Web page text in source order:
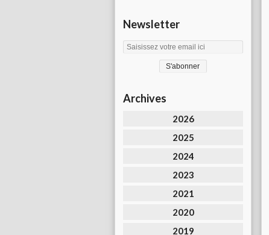
Newsletter
Archives
2026
2025
2024
2023
2021
2020
2019